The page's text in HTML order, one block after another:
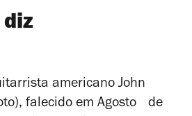
diz
americano John
falecido em Agosto de